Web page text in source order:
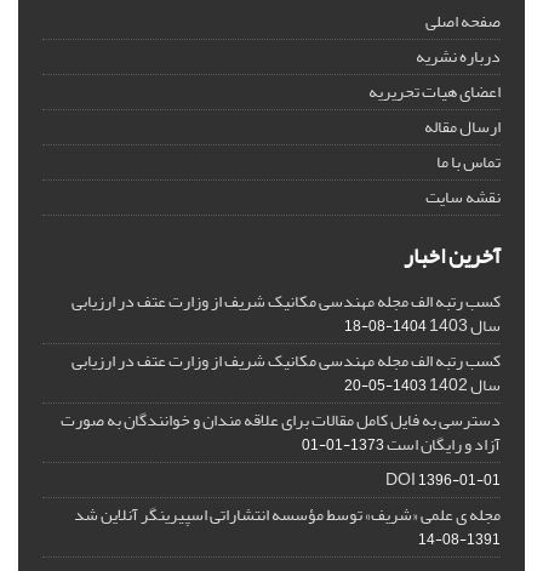
صفحه اصلی
درباره نشریه
اعضای هیات تحریریه
ارسال مقاله
تماس با ما
نقشه سایت
آخرین اخبار
کسب رتبه الف مجله مهندسی مکانیک شریف از وزارت عتف در ارزیابی
سال 1403 1404-08-18
کسب رتبه الف مجله مهندسی مکانیک شریف از وزارت عتف در ارزیابی
سال 1402 1403-05-20
دسترسی به فایل کامل مقالات برای علاقه مندان و خوانندگان به صورت
آزاد و رایگان است1373-01-01
DOI1396-01-01
مجله ی علمی «شریف» توسط مؤسسه انتشاراتی اسپیرینگر آنلاین شد
1391-08-14